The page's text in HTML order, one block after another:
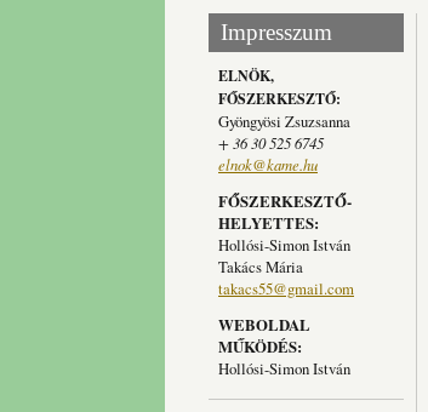
Impresszum
ELNÖK,
FŐSZERKESZTŐ:
Gyöngyösi Zsuzsanna
+ 36 30 525 6745
elnok@kame.hu
FŐSZERKESZTŐ-
HELYETTES:
Hollósi-Simon István
Takács Mária
takacs55@gmail.com
WEBOLDAL
MŰKÖDÉS:
Hollósi-Simon István